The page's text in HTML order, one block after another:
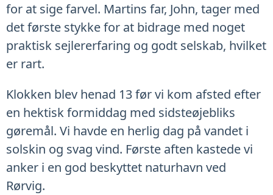
for at sige farvel. Martins far, John, tager med
det første stykke for at bidrage med noget
praktisk sejlererfaring og godt selskab, hvilket
er rart.
Klokken blev henad 13 før vi kom afsted efter
en hektisk formiddag med sidsteøjebliks
gøremål. Vi havde en herlig dag på vandet i
solskin og svag vind. Første aften kastede vi
anker i en god beskyttet naturhavn ved
Rørvig.